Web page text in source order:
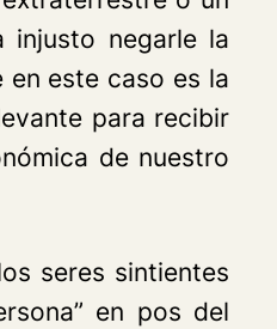
injusto negarle la
este caso es la
para recibir
de nuestro
seres sintientes
en pos del